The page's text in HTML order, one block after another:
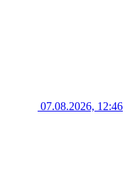
07.08.2026, 12:46